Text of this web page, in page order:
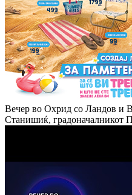
Вечер во Охрид со Ландов и
Станишиќ, градоначалникот